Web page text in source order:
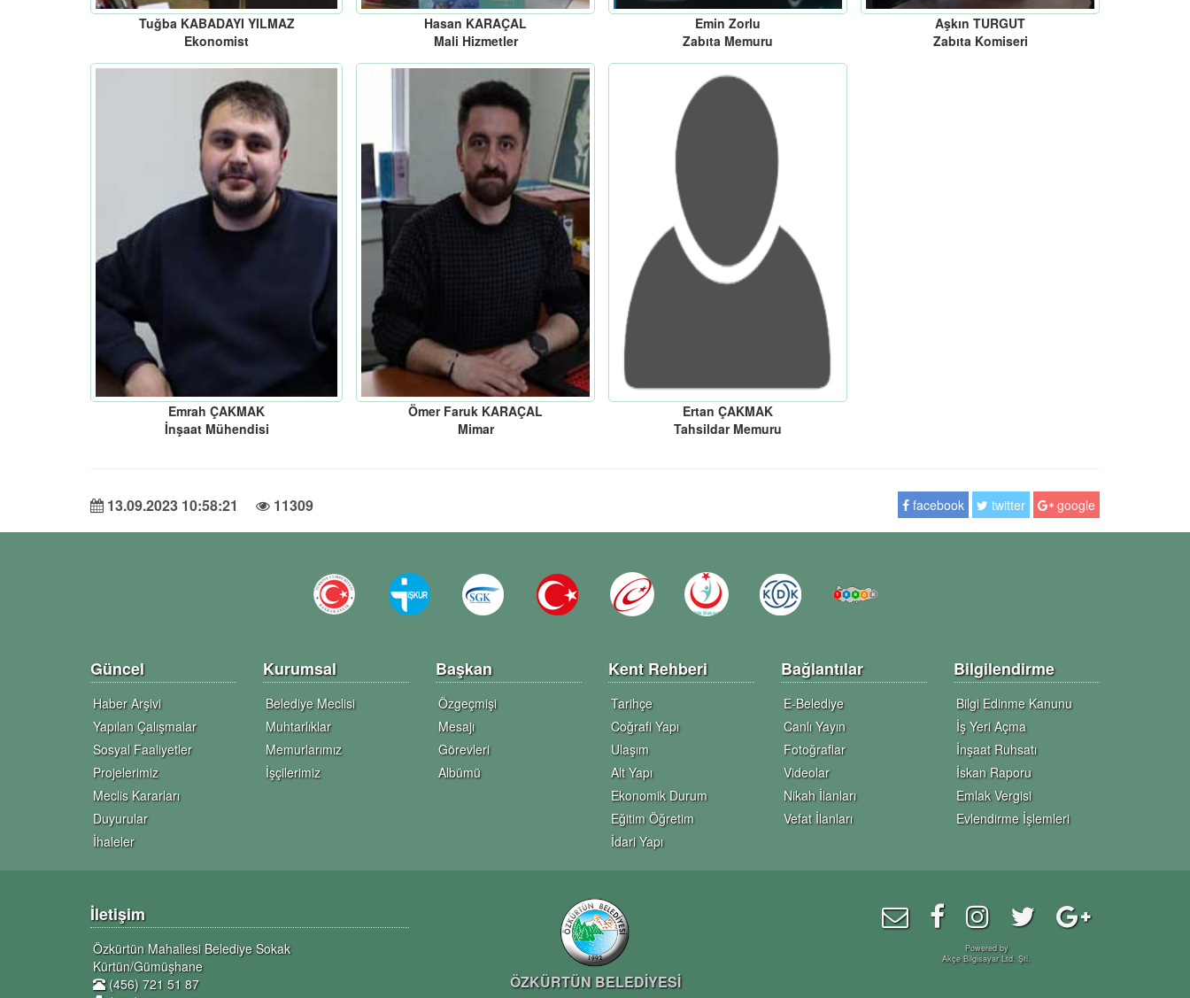
Tuğba KABADAYI YILMAZ
Ekonomist
Hasan KARAÇAL
Mali Hizmetler
Emin Zorlu
Zabıta Memuru
Aşkın TURGUT
Zabıta Komiseri
Emrah ÇAKMAK
İnşaat Mühendisi
Ömer Faruk KARAÇAL
Mimar
Ertan ÇAKMAK
Tahsildar Memuru
13.09.2023 10:58:21 11309 facebook twitter google
Güncel
Haber Arşivi
Yapılan Çalışmalar
Sosyal Faaliyetler
Projelerimiz
Meclis Kararları
Duyurular
İhaleler
Kurumsal
Belediye Meclisi
Muhtarlıklar
Memurlarımız
İşçilerimiz
Başkan
Özgeçmişi
Mesajı
Görevleri
Albümü
Kent Rehberi
Tarihçe
Coğrafi Yapı
Ulaşım
Alt Yapı
Ekonomik Durum
Eğitim Öğretim
İdari Yapı
Bağlantılar
E-Belediye
Canlı Yayın
Fotoğraflar
Videolar
Nikah İlanları
Vefat İlanları
Bilgilendirme
Bilgi Edinme Kanunu
İş Yeri Açma
İnşaat Ruhsatı
İskan Raporu
Emlak Vergisi
Evlendirme İşlemleri
İletişim
Özkürtün Mahallesi Belediye Sokak
Kürtün/Gümüşhane
(456) 721 51 87
ÖZKÜRTÜN BELEDİYESİ
Powered by
Akçe Bilgisayar Ltd. Şti.